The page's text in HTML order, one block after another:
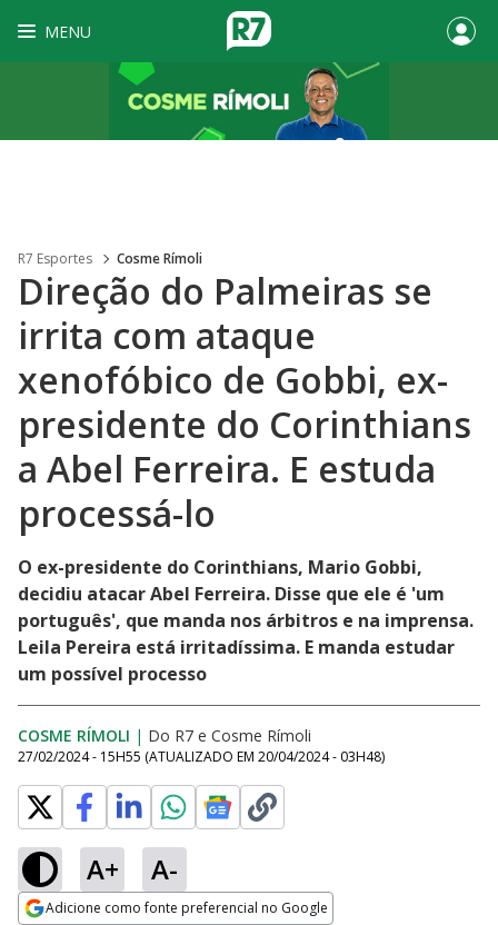
MENU
R7 Esportes Cosme Rímoli
Direção do Palmeiras se
irrita com ataque
xenofóbico de Gobbi, ex-
presidente do Corinthians
a Abel Ferreira. E estuda
processá-lo
O ex-presidente do Corinthians, Mario Gobbi,
decidiu atacar Abel Ferreira. Disse que ele é 'um
português', que manda nos árbitros e na imprensa.
Leila Pereira está irritadíssima. E manda estudar
um possível processo
COSME RÍMOLI | Do R7 e Cosme Rímoli
27/02/2024 - 15H55 (ATUALIZADO EM 20/04/2024 - 03H48)
A+ A-
Adicione como fonte preferencial no Google